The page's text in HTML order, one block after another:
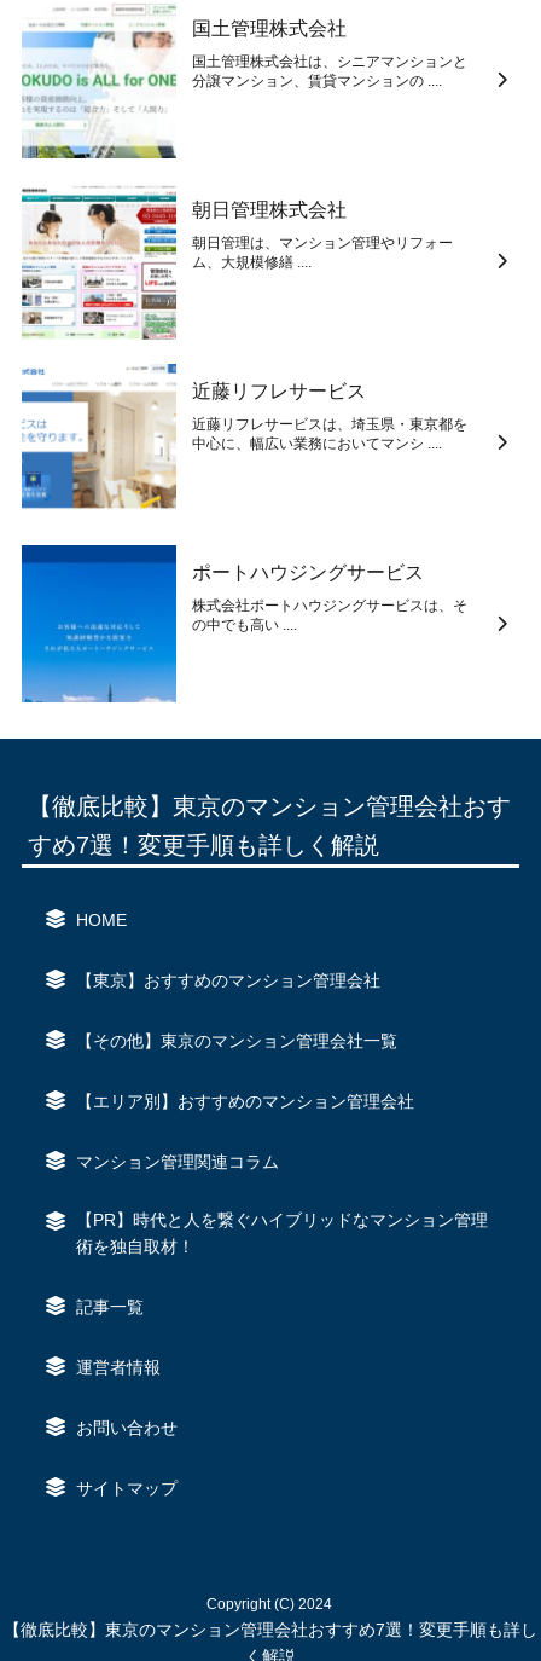
国土管理株式会社
国土管理株式会社は、シニアマンションと
分譲マンション、賃貸マンションの ....
朝日管理株式会社
朝日管理は、マンション管理やリフォー
ム、大規模修繕 ....
近藤リフレサービス
近藤リフレサービスは、埼玉県・東京都を
中心に、幅広い業務においてマンシ ....
ポートハウジングサービス
株式会社ポートハウジングサービスは、そ
の中でも高い ....
【徹底比較】東京のマンション管理会社おす
すめ7選！変更手順も詳しく解説
HOME
【東京】おすすめのマンション管理会社
【その他】東京のマンション管理会社一覧
【エリア別】おすすめのマンション管理会社
マンション管理関連コラム
【PR】時代と人を繋ぐハイブリッドなマンション管理
術を独自取材！
記事一覧
運営者情報
お問い合わせ
サイトマップ
Copyright (C) 2024
【徹底比較】東京のマンション管理会社おすすめ7選！変更手順も詳し
く解説